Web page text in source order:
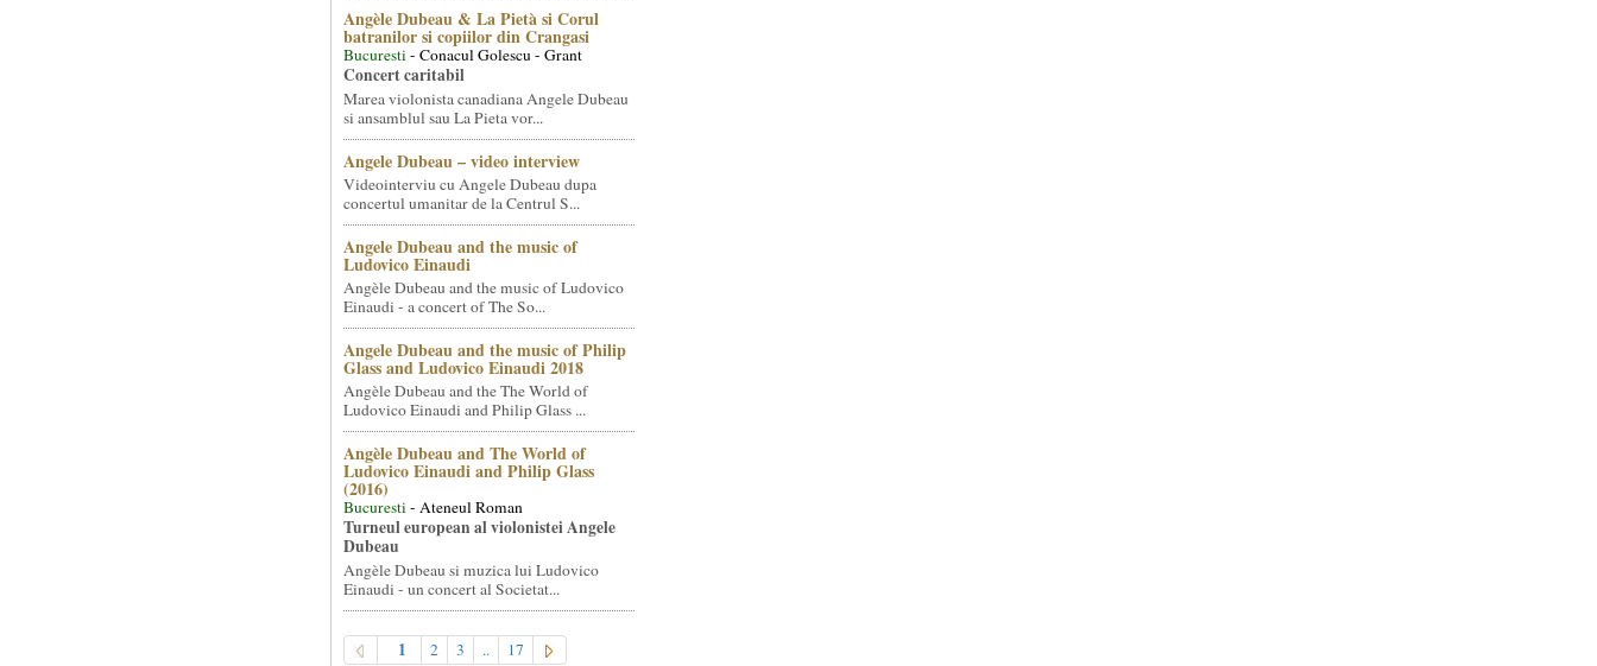
Angèle Dubeau & La Pietà si Corul
batranilor si copiilor din Crangasi
Bucuresti- Conacul Golescu - Grant
Concert caritabil
Marea violonista canadiana Angele Dubeau
si ansamblul sau La Pieta vor...
Angele Dubeau – video interview
Videointerviu cu Angele Dubeau dupa
concertul umanitar de la Centrul S...
Angele Dubeau and the music of
Ludovico Einaudi
Angèle Dubeau and the music of Ludovico
Einaudi - a concert of The So...
Angele Dubeau and the music of Philip
Glass and Ludovico Einaudi 2018
Angèle Dubeau and the The World of
Ludovico Einaudi and Philip Glass ...
Angèle Dubeau and The World of
Ludovico Einaudi and Philip Glass
(2016)
Bucuresti- Ateneul Roman
Turneul european al violonistei Angele
Dubeau
Angèle Dubeau si muzica lui Ludovico
Einaudi - un concert al Societat...
1 2 3 .. 17